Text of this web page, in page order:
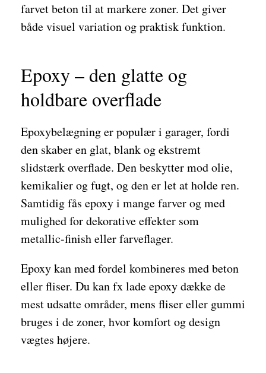
farvet beton til at markere zoner. Det giver
både visuel variation og praktisk funktion.
Epoxy – den glatte og
holdbare overflade
Epoxybelægning er populær i garager, fordi
den skaber en glat, blank og ekstremt
slidstærk overflade. Den beskytter mod olie,
kemikalier og fugt, og den er let at holde ren.
Samtidig fås epoxy i mange farver og med
mulighed for dekorative effekter som
metallic-finish eller farveflager.
Epoxy kan med fordel kombineres med beton
eller fliser. Du kan fx lade epoxy dække de
mest udsatte områder, mens fliser eller gummi
bruges i de zoner, hvor komfort og design
vægtes højere.